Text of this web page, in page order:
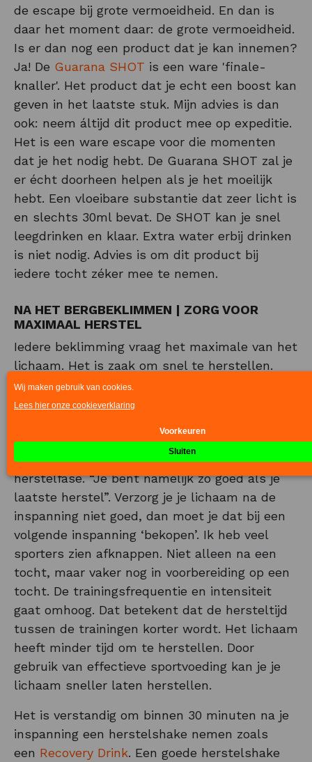
de escape bij grote vermoeidheid. En dan is
daar het moment daar: de grote vermoeidheid.
Is er dan nog een product dat je kan innemen?
Ja! De Guarana SHOT is een ware 'finale-
knaller'. Het product dat je echt een boost kan
geven in het laatste stuk. Mijn advies is dan
ook: neem áltijd dit product mee op expeditie.
Het is een ware escape voor die momenten
dat je het nodig hebt. De Guarana SHOT zal je
er écht doorheen helpen als je het moeilijk
hebt. Een vloeibare substantie dat zeer licht is
en slechts 30ml bevat. De SHOT kan je snel
leegdrinken en klaar. Extra water erbij drinken
is niet nodig. Advies is om dit product bij
iedere tocht zéker mee te nemen.
NA HET BERGBEKLIMMEN | ZORG VOOR
MAXIMAAL HERSTEL
Iedere beklimming vraag het maximale van het
lichaam. Het is zaak om snel te herstellen.
Om ervoor te zorgen dat je de dag erna weer
optimaal van start kan gaan en maximaal
herstellen. De sleutelperiode van een zware
(meerdaagse) beklimming ligt vaak in de
herstelfase. “Je bent namelijk zo goed als je
laatste herstel”. Verzorg je je lichaam na de
inspanning niet goed, dan moet je dat bij een
volgende inspanning ‘bekopen’. Ik heb veel
sporters zien afknappen. Niet alleen na een
tocht, maar vaker nog in voorbereiding op een
tocht. De trainingsfrequentie en intensiteit
gaat omhoog. Dat betekent dat de hersteltijd
tussen de trainingen korter wordt. Het lichaam
heeft minder tijd om te herstellen. Door
gebruik van effectieve sportvoeding kan je je
lichaam sneller laten herstellen.
Het is verstandig om binnen 30 minuten na je
inspanning een herstelshake nemen zoals
een Recovery Drink. Een goede herstelshake